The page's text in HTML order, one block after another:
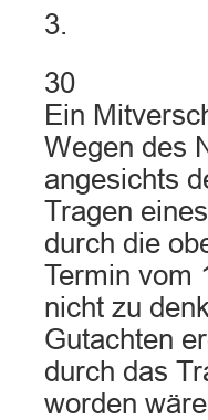
3.
30
Ein
Wegen des
angesichts
Tragen
durch die
Termin vom
nicht zu
Gutachten
durch das
worden